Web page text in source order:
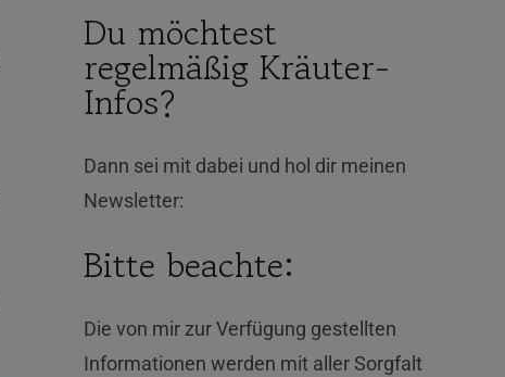
Du möchtest
regelmäßig Kräuter-
Infos?
Dann sei mit dabei und hol dir meinen
Newsletter:
Bitte beachte:
Die von mir zur Verfügung gestellten
Informationen werden mit aller Sorgfalt